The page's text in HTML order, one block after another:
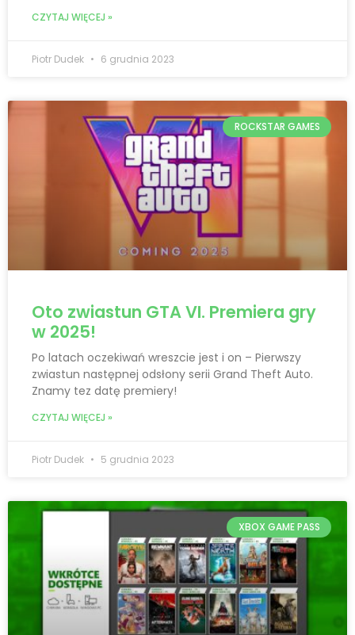
CZYTAJ WIĘCEJ »
Piotr Dudek 6 grudnia 2023
ROCKSTAR GAMES
Oto zwiastun GTA VI. Premiera gry
w 2025!
Po latach oczekiwań wreszcie jest i on – Pierwszy
zwiastun następnej odsłony serii Grand Theft Auto.
Znamy tez datę premiery!
CZYTAJ WIĘCEJ »
Piotr Dudek 5 grudnia 2023
XBOX GAME PASS